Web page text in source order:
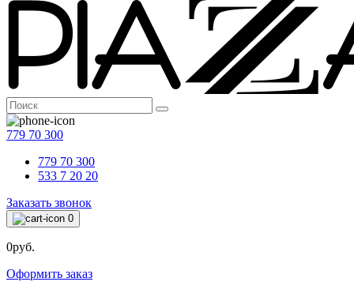
779 70 300
779 70 300
533 7 20 20
Заказать звонок
0
0руб.
Оформить заказ